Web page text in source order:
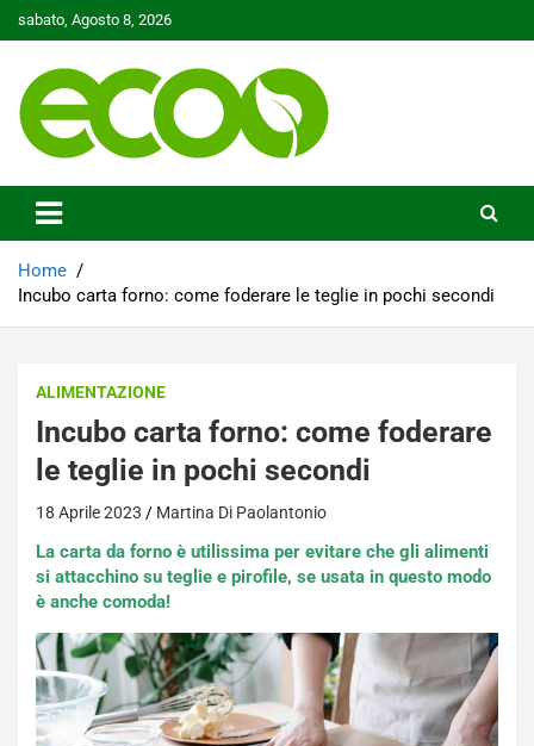
to
sabato, Agosto 8, 2026
Ecoo.it
Home
Incubo carta forno: come foderare le teglie in pochi secondi
ALIMENTAZIONE
Incubo carta forno: come foderare
le teglie in pochi secondi
18 Aprile 2023 Martina Di Paolantonio
La carta da forno è utilissima per evitare che gli alimenti
si attacchino su teglie e pirofile, se usata in questo modo
è anche comoda!